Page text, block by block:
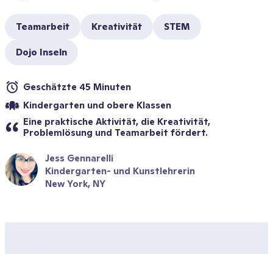
Teamarbeit Kreativität STEM
Dojo Inseln
Geschätzte 45 Minuten
Kindergarten und obere Klassen
Eine praktische Aktivität, die Kreativität,
Problemlösung und Teamarbeit fördert.
Jess Gennarelli
Kindergarten- und Kunstlehrerin
New York, NY